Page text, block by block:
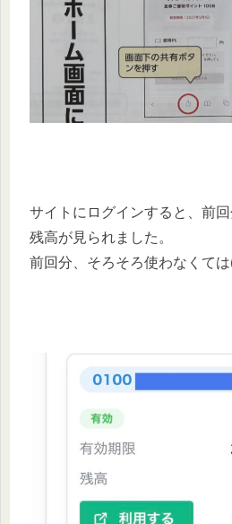
サイトにログインすると、前
残高が見られました。
前回分、そろそろ使わなくて